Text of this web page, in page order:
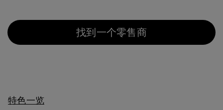
找到一个零售商
特色一览